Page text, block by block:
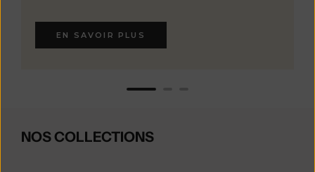
EN SAVOIR PLUS
NOS COLLECTIONS